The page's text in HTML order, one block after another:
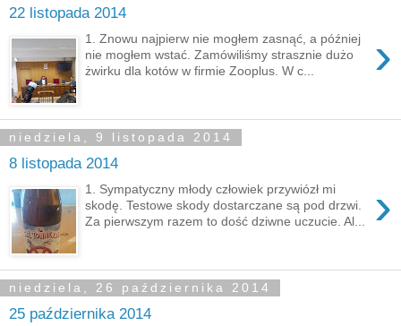
22 listopada 2014
›
1. Znowu najpierw nie mogłem zasnąć, a później
nie mogłem wstać. Zamówiliśmy strasznie dużo
żwirku dla kotów w firmie Zooplus. W c...
niedziela, 9 listopada 2014
8 listopada 2014
›
1. Sympatyczny młody człowiek przywiózł mi
skodę. Testowe skody dostarczane są pod drzwi.
Za pierwszym razem to dość dziwne uczucie. Al...
niedziela, 26 października 2014
25 października 2014